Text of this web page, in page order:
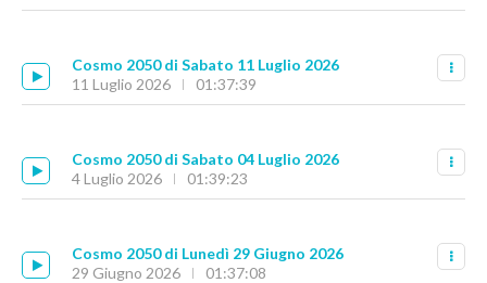
Cosmo 2050 di Sabato 11 Luglio 2026
11 Luglio 2026
01:37:39
Cosmo 2050 di Sabato 04 Luglio 2026
4 Luglio 2026
01:39:23
Cosmo 2050 di Lunedì 29 Giugno 2026
29 Giugno 2026
01:37:08